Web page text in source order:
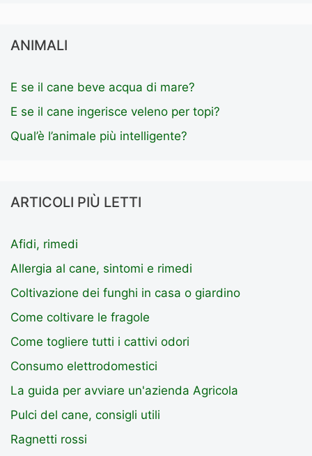
ANIMALI
E se il cane beve acqua di mare?
E se il cane ingerisce veleno per topi?
Qual’è l’animale più intelligente?
ARTICOLI PIÙ LETTI
Afidi, rimedi
Allergia al cane, sintomi e rimedi
Coltivazione dei funghi in casa o giardino
Come coltivare le fragole
Come togliere tutti i cattivi odori
Consumo elettrodomestici
La guida per avviare un'azienda Agricola
Pulci del cane, consigli utili
Ragnetti rossi